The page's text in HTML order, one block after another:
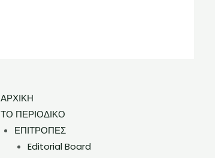
ΑΡΧΙΚΗ
ΤΟ ΠΕΡΙΟΔΙΚΟ
ΕΠΙΤΡΟΠΕΣ
Editorial Board